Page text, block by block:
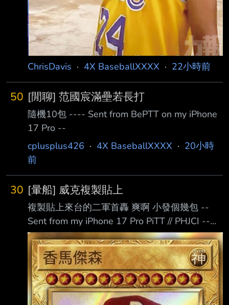
ChrisDavis · 4X BaseballXXXX · 22小時前
50 [閒聊] 范國宸滿壘若長打
隨機10包 ---- Sent from BePTT on my iPhone
17 Pro --
cplusplus426 · 4X BaseballXXXX · 20小時
前
30 [暈船] 威克複製貼上
複製貼上來台的二軍首轟 爽啊 小發個幾包 --
Sent from my iPhone 17 Pro PiTT // PHJCI --
#94 馬傑森 SS https://i.imgur.com/nBjrITm.jpeg
https://i.imgur.com/hGki0Xn.jpeg -- YukiApple
(稅後 $10) carwhat (稅後 $10) cclloouudd (稅
後 $10) hao94 (稅後 $10) iamzara (稅後 $10)
mork8850 (稅後 $10) m